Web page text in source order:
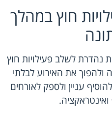
חוץ במהלך
נהדרת לשלב פעילויות חוץ
ולהפוך את האירוע לבלתי
עניין ולספק לאורחים